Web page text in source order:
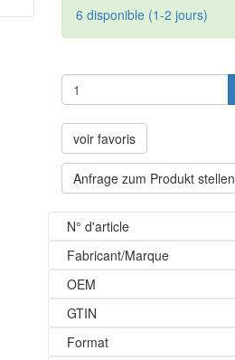
6 disponible (1-2 jours)
voir favoris
Anfrage zum Produkt stellen
N° d'article
Fabricant/Marque
OEM
GTIN
Format